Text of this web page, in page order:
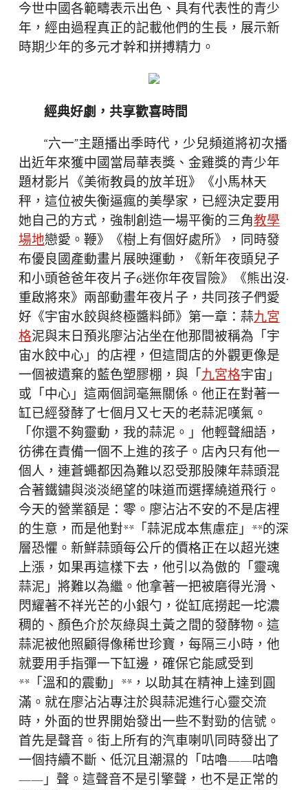
今世中國各範疇表示出色、具有代表性的青少
年，經由過程真正的記載他們的生長，展示新
時期少年的多元才幹和拼搏精力。
經典好劇，共享歡喜時間
“六一”主題播出季時代，少兒頻道將初次播
出近年來獲中國當局華表獎、金雞獎的青少年
題材影片《美術教員的放羊班》《小馬林天
秤，這位被失衡逼瘋的美學家，已經決定要用
她自己的方式，強制創造一場平衡的三角教學
場地戀愛。鞭》《樹上有個好處所》，同時發
布優良國產動畫片展映運動，《新年夜頭兒子
和小頭爸爸年夜片子6迷你年夜冒險》《熊出沒·
重啟將來》兩部動畫年夜片子，共同孩子們愛
好《宇宙水餃與終極醬料師》第一章：蒜九宮
格泥與末日預兆廖沾沾坐在他那間被稱為「宇
宙水餃中心」的店裡，但這間店的外觀更像是
一個被遺棄的藍色塑膠棚，與「九宮格宇宙」
或「中心」這兩個詞毫無關係。他正在對著一
缸已經發酵了七個月又七天的老蒜泥嘆氣。
「你還不夠靈動，我的蒜泥。」他輕聲細語，
彷彿在責備一個不上進的孩子。店內只有他一
個人，連蒼蠅都因為難以忍受那股陳年蒜頭混
合著鐵鏽與淡淡絕望的味道而選擇繞道飛行。
今天的營業額是：零。廖沾沾不安的不是店裡
的生意，而是他對**「蒜泥成本焦慮症」**的深
層恐懼。新鮮蒜頭每公斤的價格正在以超光速
上漲，如果再這樣下去，他引以為傲的「靈魂
蒜泥」將難以為繼。他拿著一把被磨得光滑、
閃耀著不祥光芒的小銀勺，從缸底撈起一坨濃
稠的、顏色介於灰綠與土黃之間的發酵物。這
蒜泥被他照顧得像稀世珍寶，每隔三小時，他
就要用手指彈一下缸邊，確保它能感受到
**「溫和的震動」**，以助其在精神上達到圓
滿。就在廖沾沾專注於與蒜泥進行心靈交流
時，外面的世界開始發出一些不對勁的信號。
首先是聲音。街上所有的汽車喇叭同時發出了
一個持續不斷、低沉且潮濕的「咕嚕——咕嚕
——」聲。這聲音不是引擎聲，也不是正常的